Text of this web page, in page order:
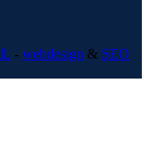
- webdesign & SEO